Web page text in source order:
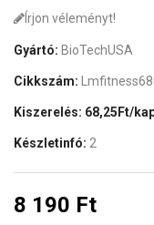
Írjon véleményt!
Gyártó: BioTechUSA
Cikkszám:
Kiszerelés: 68,25Ft/
Készletinfó: 2
8 190 Ft